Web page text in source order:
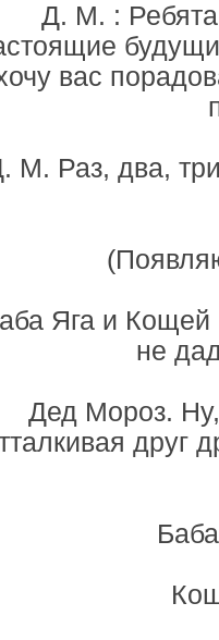
Д. М. :
вас
М. Раз, два,
Яга и
не
Дед Мороз.
друг